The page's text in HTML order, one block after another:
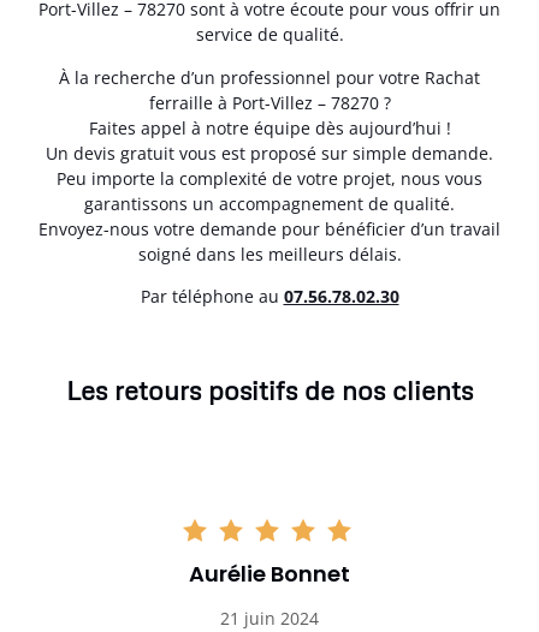
Port-Villez – 78270 sont à votre écoute pour vous offrir un
service de qualité.
À la recherche d’un professionnel pour votre Rachat
ferraille à Port-Villez – 78270 ?
Faites appel à notre équipe dès aujourd’hui !
Un devis gratuit vous est proposé sur simple demande.
Peu importe la complexité de votre projet, nous vous
garantissons un accompagnement de qualité.
Envoyez-nous votre demande pour bénéficier d’un travail
soigné dans les meilleurs délais.
Par téléphone au 07.56.78.02.30
Les retours positifs de nos clients
Aurélie Bonnet
21 juin 2024